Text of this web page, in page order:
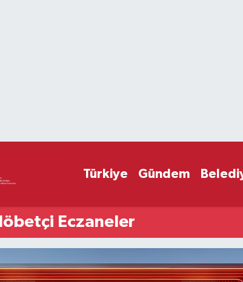
Türkiye Gündem
Eczaneler